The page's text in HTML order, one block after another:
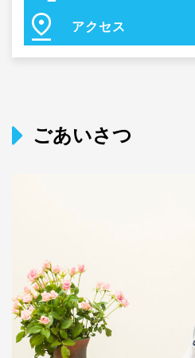
アクセス
ごあいさつ